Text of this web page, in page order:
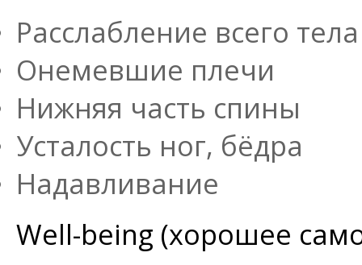
Расслабление всего тела
Онемевшие плечи
Нижняя часть спины
Усталость ног, бёдра
Надавливание
Well-being (хорошее